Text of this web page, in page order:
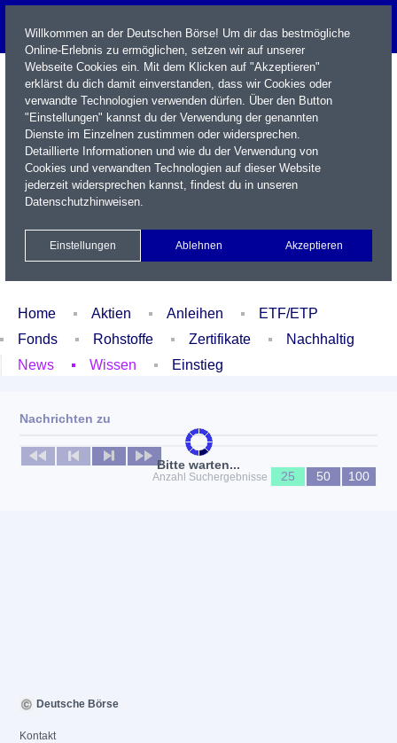
Name / WKN / ISIN / Kürzel
Xetra Realtime
Watchlist Portfolio Login
Home Aktien Anleihen
ETF/ETP
Fonds
Rohstoffe Zertifikate
Nachhaltig
News
Wissen Einstieg
Bitte warten...
Nachrichten zu
Keine News verfügbar
Anzahl Suchergebnisse
25 50 100
Willkommen an der Deutschen Börse! Um dir das bestmögliche
Online-Erlebnis zu ermöglichen, setzen wir auf unserer
Webseite Cookies ein. Mit dem Klicken auf "Akzeptieren"
erklärst du dich damit einverstanden, dass wir Cookies oder
verwandte Technologien verwenden dürfen. Über den Button
"Einstellungen" kannst du der Verwendung der genannten
Dienste im Einzelnen zustimmen oder widersprechen.
Detaillierte Informationen und wie du der Verwendung von
Cookies und verwandten Technologien auf dieser Website
jederzeit widersprechen kannst, findest du in unseren
Datenschutzhinweisen.
Einstellungen Ablehnen Akzeptieren
Deutsche Börse
Kontakt